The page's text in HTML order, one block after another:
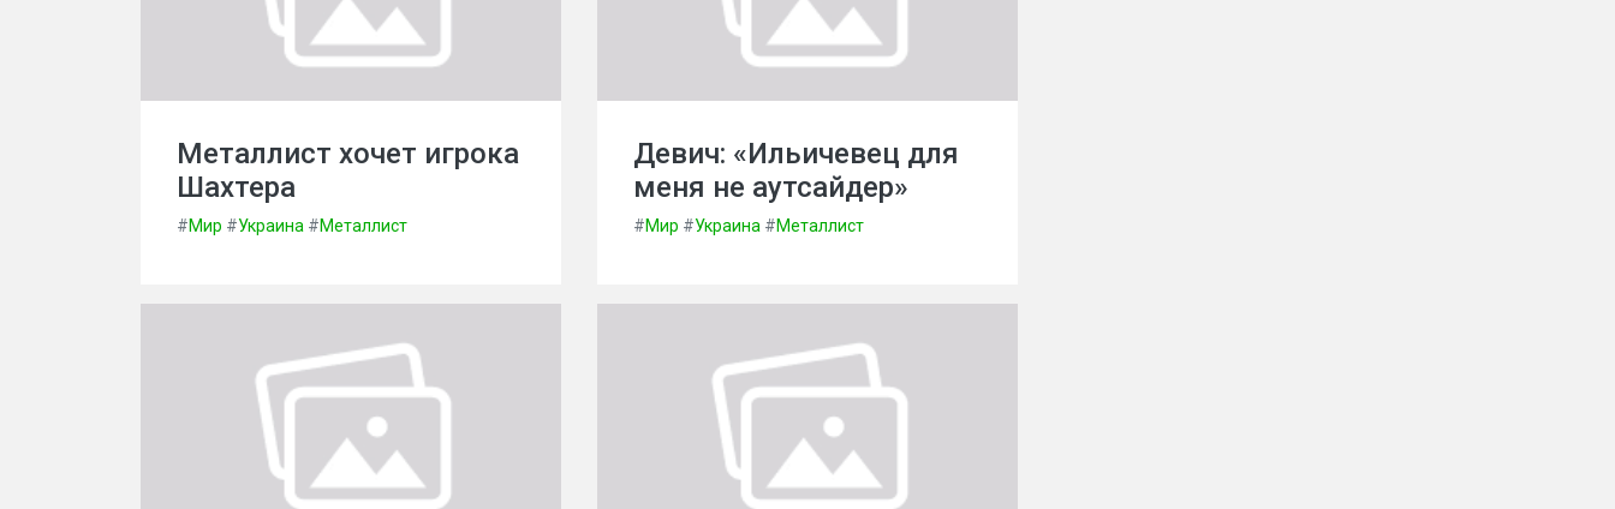
Металлист хочет игрока
Шахтера
#Мир #Украина #Металлист
Девич: «Ильичевец для
меня не аутсайдер»
#Мир #Украина #Металлист